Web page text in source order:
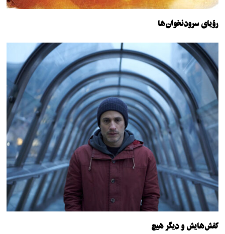
رؤیای سرودنخوان‌ها
کفش‌هایش و دیگر هیچ